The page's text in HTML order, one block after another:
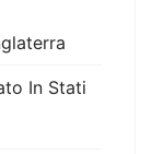
In Stati